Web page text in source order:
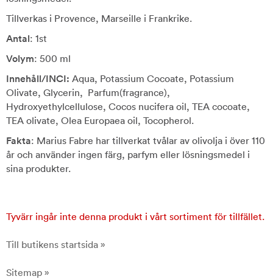
Tillverkas i Provence, Marseille i Frankrike.
Antal: 1st
Volym: 500 ml
Innehåll/INCI: Aqua, Potassium Cocoate, Potassium
Olivate, Glycerin, Parfum(fragrance),
Hydroxyethylcellulose, Cocos nucifera oil, TEA cocoate,
TEA olivate, Olea Europaea oil, Tocopherol.
Fakta: Marius Fabre har tillverkat tvålar av olivolja i över 110
år och använder ingen färg, parfym eller lösningsmedel i
sina produkter.
Tyvärr ingår inte denna produkt i vårt sortiment för tillfället.
Till butikens startsida »
Sitemap »